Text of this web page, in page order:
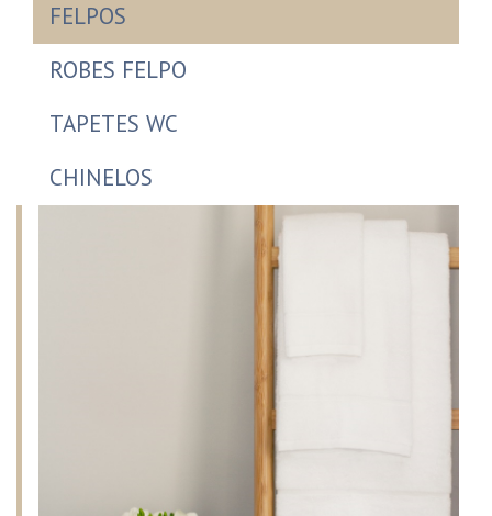
FELPOS
ROBES FELPO
TAPETES WC
CHINELOS